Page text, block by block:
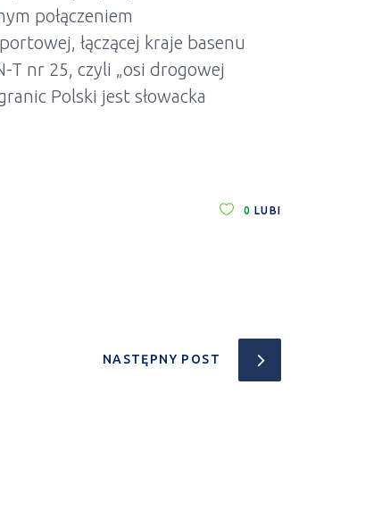
połączeniem
łączącej kraje basenu
T nr 25, czyli „osi drogowej
Polski jest słowacka
0 LUBI
NASTĘPNY POST